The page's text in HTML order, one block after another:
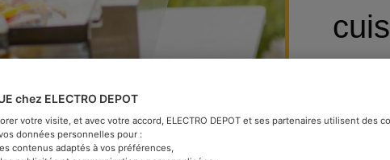
chez ELECTRO DEPOT
votre visite, et avec votre accord, ELECTRO DEPOT et ses partenaires utilisent des
données personnelles pour :
contenus adaptés à vos préférences,